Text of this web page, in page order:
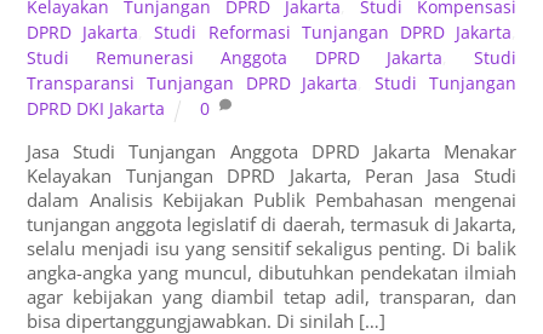
Kelayakan Tunjangan DPRD Jakarta
Studi Kompensasi
DPRD Jakarta ,Studi Reformasi Tunjangan DPRD Jakarta
Studi Remunerasi Anggota DPRD Jakarta
Studi
Transparansi Tunjangan DPRD Jakarta
Studi Tunjangan
DPRD DKI Jakarta
0
Jasa Studi Tunjangan Anggota DPRD Jakarta Menakar
Kelayakan Tunjangan DPRD Jakarta, Peran Jasa Studi
dalam Analisis Kebijakan Publik Pembahasan mengenai
tunjangan anggota legislatif di daerah, termasuk di Jakarta,
selalu menjadi isu yang sensitif sekaligus penting. Di balik
angka-angka yang muncul, dibutuhkan pendekatan ilmiah
agar kebijakan yang diambil tetap adil, transparan, dan
bisa dipertanggungjawabkan. Di sinilah […]